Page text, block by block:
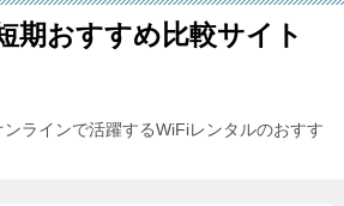
期おすすめ比較サイト
ラインで活躍するWiFiレンタルのおすす